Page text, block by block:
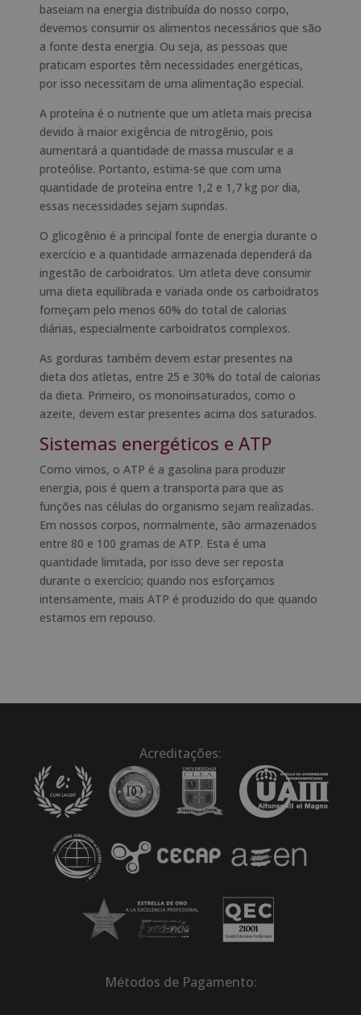
baseiam na energia distribuída do nosso corpo,
devemos consumir os alimentos necessários que são
a fonte desta energia. Ou seja, as pessoas que
praticam esportes têm necessidades energéticas,
por isso necessitam de uma alimentação especial.
A proteína é o nutriente que um atleta mais precisa
devido à maior exigência de nitrogênio, pois
aumentará a quantidade de massa muscular e a
proteólise. Portanto, estima-se que com uma
quantidade de proteína entre 1,2 e 1,7 kg por dia,
essas necessidades sejam supridas.
O glicogênio é a principal fonte de energia durante o
exercício e a quantidade armazenada dependerá da
ingestão de carboidratos. Um atleta deve consumir
uma dieta equilibrada e variada onde os carboidratos
forneçam pelo menos 60% do total de calorias
diárias, especialmente carboidratos complexos.
As gorduras também devem estar presentes na
dieta dos atletas, entre 25 e 30% do total de calorias
da dieta. Primeiro, os monoinsaturados, como o
azeite, devem estar presentes acima dos saturados.
Sistemas energéticos e ATP
Como vimos, o ATP é a gasolina para produzir
energia, pois é quem a transporta para que as
funções nas células do organismo sejam realizadas.
Em nossos corpos, normalmente, são armazenados
entre 80 e 100 gramas de ATP. Esta é uma
quantidade limitada, por isso deve ser reposta
durante o exercício; quando nos esforçamos
intensamente, mais ATP é produzido do que quando
estamos em repouso.
Acreditações:
Métodos de Pagamento: